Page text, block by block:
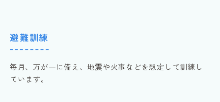
避難訓練
毎月、万が一に備え、地震や火事などを想定して訓練し
ています。